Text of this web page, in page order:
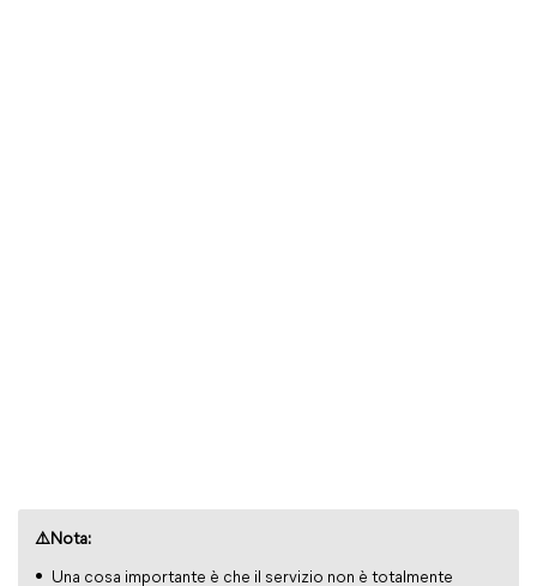
⚠️Nota:
Una cosa importante è che il servizio non è totalmente